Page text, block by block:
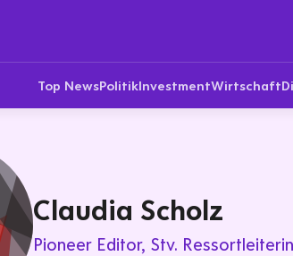
Top NewsPolitikInvestmentWirtschaft
Claudia Scholz
Pioneer Editor Stv.